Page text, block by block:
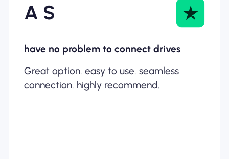
A S
have no problem to connect drives
Great option. easy to use. seamless
connection. highly recommend.